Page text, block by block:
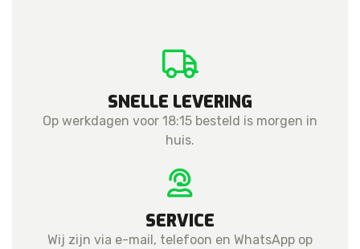
SNELLE LEVERING
Op werkdagen voor 18:15 besteld is morgen in
huis.
SERVICE
Wij zijn via e-mail, telefoon en WhatsApp op